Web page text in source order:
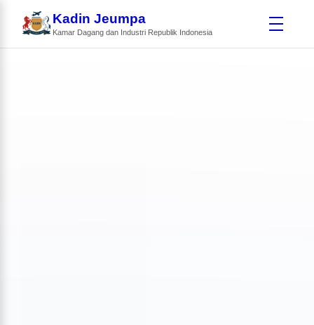
Kadin Jeumpa
Kamar Dagang dan Industri Republik Indonesia